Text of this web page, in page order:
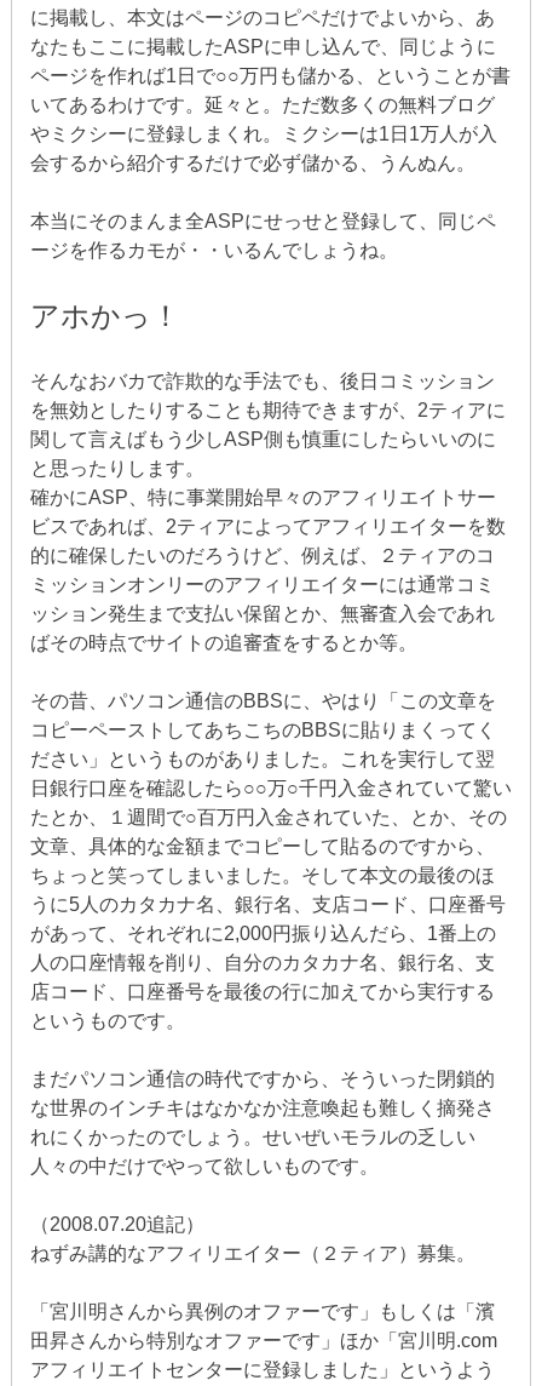
に掲載し、本文はページのコピペだけでよいから、あ
なたもここに掲載したASPに申し込んで、同じように
ページを作れば1日で○○万円も儲かる、ということが書
いてあるわけです。延々と。ただ数多くの無料ブログ
やミクシーに登録しまくれ。ミクシーは1日1万人が入
会するから紹介するだけで必ず儲かる、うんぬん。
本当にそのまんま全ASPにせっせと登録して、同じペ
ージを作るカモが・・いるんでしょうね。
アホかっ！
そんなおバカで詐欺的な手法でも、後日コミッション
を無効としたりすることも期待できますが、2ティアに
関して言えばもう少しASP側も慎重にしたらいいのに
と思ったりします。
確かにASP、特に事業開始早々のアフィリエイトサー
ビスであれば、2ティアによってアフィリエイターを数
的に確保したいのだろうけど、例えば、２ティアのコ
ミッションオンリーのアフィリエイターには通常コミ
ッション発生まで支払い保留とか、無審査入会であれ
ばその時点でサイトの追審査をするとか等。
その昔、パソコン通信のBBSに、やはり「この文章を
コピーペーストしてあちこちのBBSに貼りまくってく
ださい」というものがありました。これを実行して翌
日銀行口座を確認したら○○万○千円入金されていて驚い
たとか、１週間で○百万円入金されていた、とか、その
文章、具体的な金額までコピーして貼るのですから、
ちょっと笑ってしまいました。そして本文の最後のほ
うに5人のカタカナ名、銀行名、支店コード、口座番号
があって、それぞれに2,000円振り込んだら、1番上の
人の口座情報を削り、自分のカタカナ名、銀行名、支
店コード、口座番号を最後の行に加えてから実行する
というものです。
まだパソコン通信の時代ですから、そういった閉鎖的
な世界のインチキはなかなか注意喚起も難しく摘発さ
れにくかったのでしょう。せいぜいモラルの乏しい
人々の中だけでやって欲しいものです。
（2008.07.20追記）
ねずみ講的なアフィリエイター（２ティア）募集。
「宮川明さんから異例のオファーです」もしくは「濱
田昇さんから特別なオファーです」ほか「宮川明.com
アフィリエイトセンターに登録しました」というよう